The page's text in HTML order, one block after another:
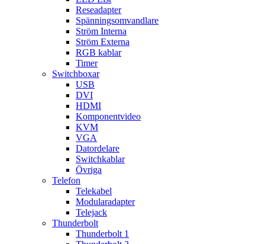
Reseadapter
Spänningsomvandlare
Ström Interna
Ström Externa
RGB kablar
Timer
Switchboxar
USB
DVI
HDMI
Komponentvideo
KVM
VGA
Datordelare
Switchkablar
Övriga
Telefon
Telekabel
Modularadapter
Telejack
Thunderbolt
Thunderbolt 1